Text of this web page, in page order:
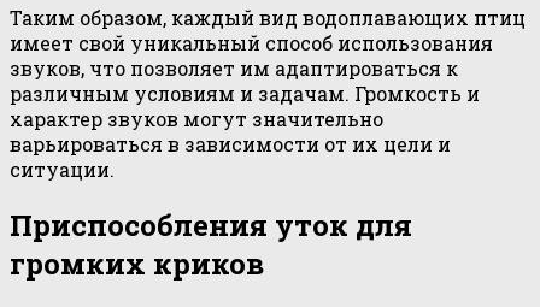
Таким образом, каждый вид водоплавающих птиц
имеет свой уникальный способ использования
звуков, что позволяет им адаптироваться к
различным условиям и задачам. Громкость и
характер звуков могут значительно
варьироваться в зависимости от их цели и
ситуации.
Приспособления уток для
громких криков